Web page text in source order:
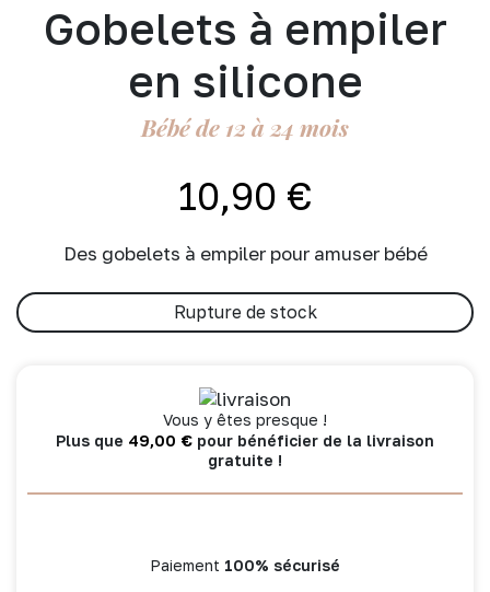
Gobelets à empiler
en silicone
Bébé de 12 à 24 mois
10,90 €
Des gobelets à empiler pour amuser bébé
Rupture de stock
Vous y êtes presque !
Plus que 49,00 € pour bénéficier de la livraison
gratuite !
Paiement 100% sécurisé